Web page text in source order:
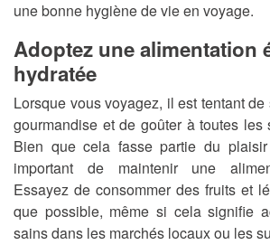
une bonne hygiène de vie en voyage.
Adoptez une alimentation
hydratée
Lorsque vous voyagez, il est tentant
gourmandise et de goûter à toutes les
Bien que cela fasse partie du
important de maintenir une
Essayez de consommer des fruits et
que possible, même si cela signifie
sains dans les marchés locaux ou les